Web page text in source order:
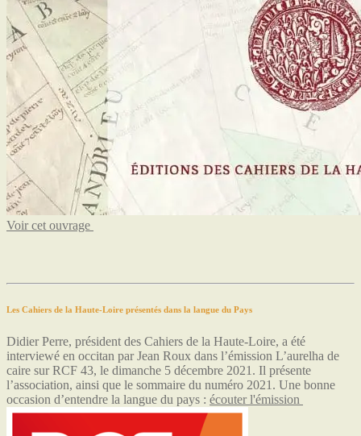
Voir cet ouvrage
Les Cahiers de la Haute-Loire présentés dans la langue du Pays
Didier Perre, président des Cahiers de la Haute-Loire, a été
interviewé en occitan par Jean Roux dans l’émission L’aurelha de
caire sur RCF 43, le dimanche 5 décembre 2021. Il présente
l’association, ainsi que le sommaire du numéro 2021. Une bonne
occasion d’entendre la langue du pays : écouter l'émission